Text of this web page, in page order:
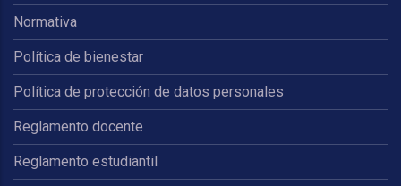
Normativa
Política de bienestar
Política de protección de datos personales
Reglamento docente
Reglamento estudiantil